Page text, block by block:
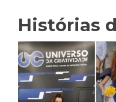
Histórias